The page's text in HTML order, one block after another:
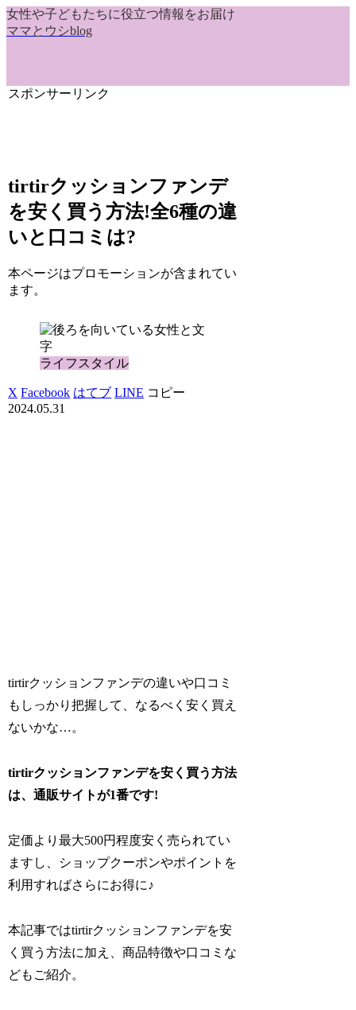
女性や子どもたちに役立つ情報をお届け
ママとウシblog
スポンサーリンク
tirtirクッションファンデ
を安く買う方法!全6種の違
いと口コミは?
本ページはプロモーションが含まれてい
ます。
ライフスタイル
X Facebook はてブ LINE コピー
2024.05.31
tirtirクッションファンデの違いや口コミ
もしっかり把握して、なるべく安く買え
ないかな…。
tirtirクッションファンデを安く買う方法
は、通販サイトが1番です!
定価より最大500円程度安く売られてい
ますし、ショップクーポンやポイントを
利用すればさらにお得に♪
本記事ではtirtirクッションファンデを安
く買う方法に加え、商品特徴や口コミな
どもご紹介。